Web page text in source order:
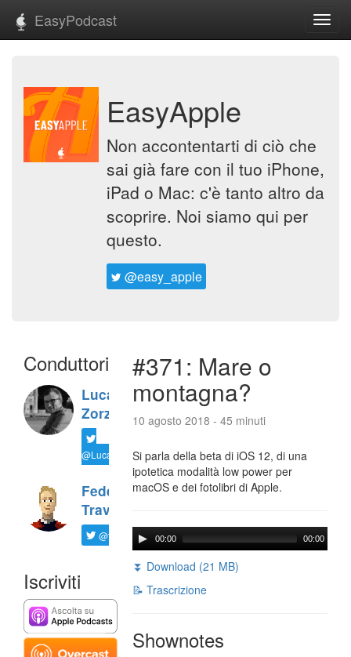
EasyPodcast
EasyApple
Non accontentarti di ciò che
sai già fare con il tuo iPhone,
iPad o Mac: c'è tanto altro da
scoprire. Noi siamo qui per
questo.
@easy_apple
Conduttori
Luca
Zorzi
@LucaTNT
Federico
Travaini
@ftrava
Iscriviti
#371: Mare o
montagna?
10 agosto 2018 - 45 minuti
Si parla della beta di iOS 12, di una
ipotetica modalità low power per
macOS e dei fotolibri di Apple.
00:00 00:00
⏬ Download (21 MB)
📝 Trascrizione
Shownotes